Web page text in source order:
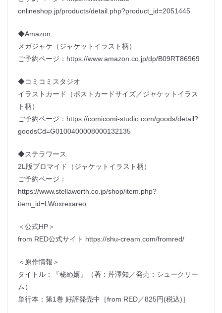
onlineshop.jp/products/detail.php?product_id=2051445
◆Amazon
メガジャケ（ジャケットイラスト柄）
ご予約ページ：https://www.amazon.co.jp/dp/B09RT86969
◆コミコミスタジオ
イラストカード（ポストカードサイズ／ジャケットイラス
ト柄）
ご予約ページ：https://comicomi-studio.com/goods/detail?
goodsCd=G0100400008000132135
◆ステラワース
2L版ブロマイド（ジャケットイラスト柄）
ご予約ページ：
https://www.stellaworth.co.jp/shop/item.php?
item_id=LWoxrexareo
＜公式HP＞
from RED公式サイト https://shu-cream.com/fromred/
＜原作情報＞
タイトル：『秘め婿』（著：芹澤知／発売：シュークリー
ム）
単行本：第1巻 好評発売中［from RED／825円(税込)］